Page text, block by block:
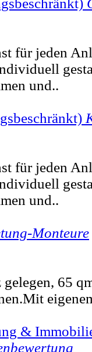
für jeden
und..
für jeden
und..
Monteure
65
&